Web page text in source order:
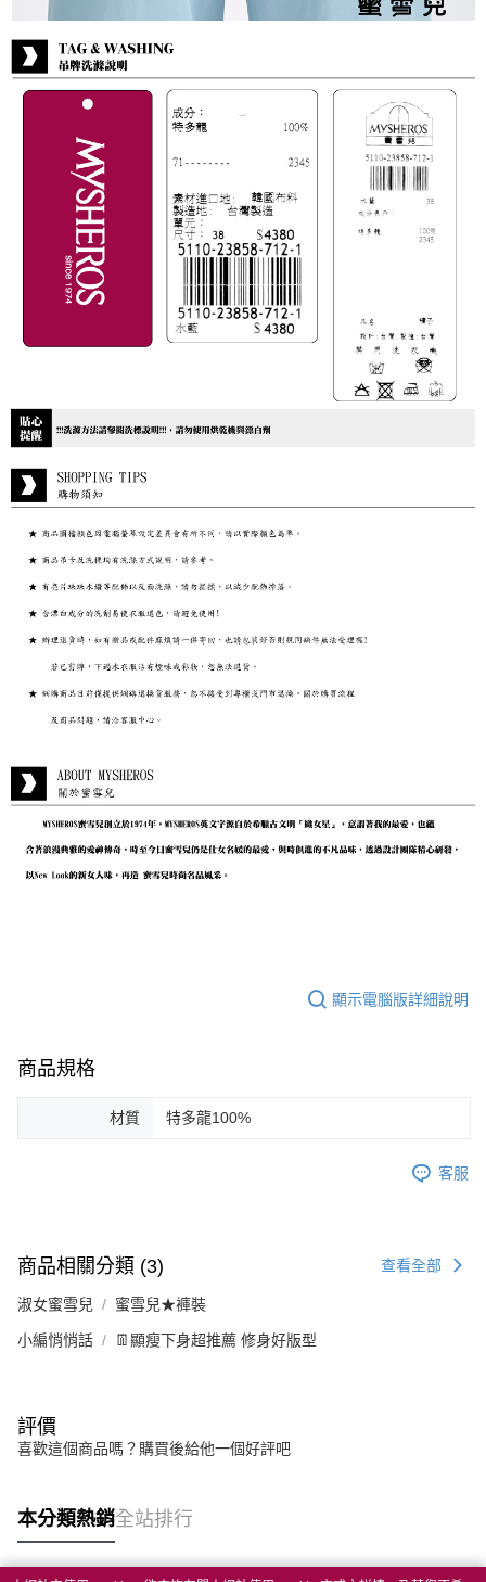
顯示電腦版詳細說明
商品規格
材質 特多龍100%
客服
商品相關分類 (3) 查看全部
淑女蜜雪兒 蜜雪兒★褲裝
小編悄悄話 👖顯瘦下身超推薦 修身好版型
評價
喜歡這個商品嗎？購買後給他一個好評吧
本分類熱銷全站排行